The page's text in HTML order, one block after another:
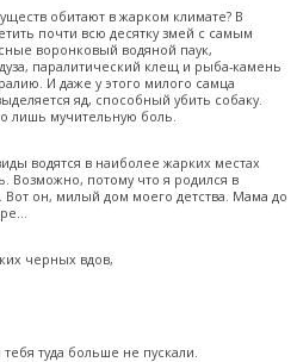
обитают в жарком климате? В
почти всю десятку змей с самым
воронковый водяной паук,
паралитический клещ и рыба-камень
И даже у этого милого самца
яд, способный убить собаку.
лишь мучительную боль.
водятся в наиболее жарких местах
Возможно, потому что я родился в
Вот он, милый дом моего детства. Мама до
черных вдов,
туда больше не пускали.